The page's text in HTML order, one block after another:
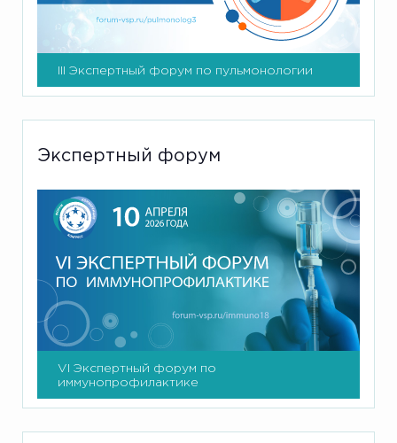
III Экспертный форум по пульмонологии
Экспертный форум
VI Экспертный форум по
иммунопрофилактике